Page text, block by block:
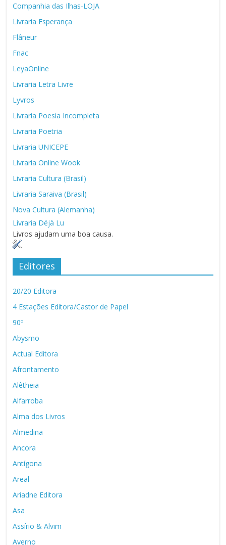
Companhia das Ilhas-LOJA
Livraria Esperança
Flâneur
Fnac
LeyaOnline
Livraria Letra Livre
Lyvros
Livraria Poesia Incompleta
Livraria Poetria
Livraria UNICEPE
Livraria Online Wook
Livraria Cultura (Brasil)
Livraria Saraiva (Brasil)
Nova Cultura (Alemanha)
Livraria Déjà Lu
Livros ajudam uma boa causa.
Editores
20/20 Editora
4 Estações Editora/Castor de Papel
90º
Abysmo
Actual Editora
Afrontamento
Alêtheia
Alfarroba
Alma dos Livros
Almedina
Ancora
Antígona
Areal
Ariadne Editora
Asa
Assírio & Alvim
Averno